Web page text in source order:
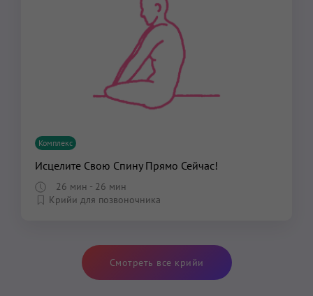
Комплекс
Исцелите Свою Спину Прямо Сейчас!
26 мин - 26 мин
Крийи для позвоночника
Смотреть все крийи